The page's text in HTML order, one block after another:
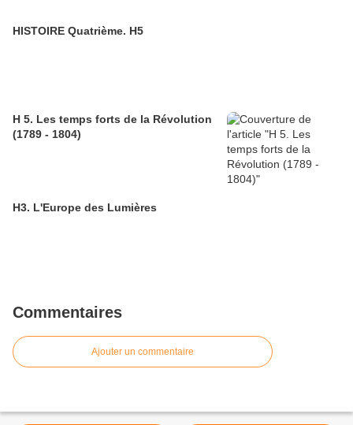
HISTOIRE Quatrième. H5
H 5. Les temps forts de la Révolution
(1789 - 1804)
H3. L'Europe des Lumières
Commentaires
Ajouter un commentaire